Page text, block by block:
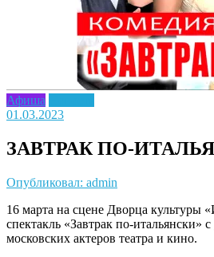
Афиша
01.03.2023
ЗАВТРАК ПО-
Опубликовал: admin
16 марта на сцене Дворца
спектакль «Завтрак по-итальянски»
московских актеров театра и кино.